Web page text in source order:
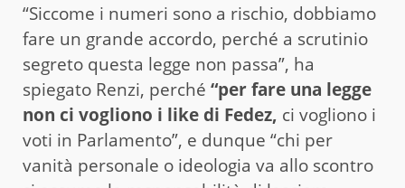
“Siccome i numeri sono a rischio, dobbiamo
fare un grande accordo, perché a scrutinio
segreto questa legge non passa”, ha
spiegato Renzi, perché “per fare una legge
non ci vogliono i like di Fedez, ci vogliono i
voti in Parlamento”, e dunque “chi per
vanità personale o ideologia va allo scontro